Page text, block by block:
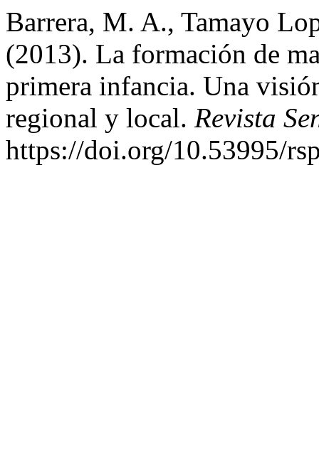
Barrera, M. A., Tamayo
(2013). La formación de
primera infancia. Una
regional y local. Revista
https://doi.org/10.53995/